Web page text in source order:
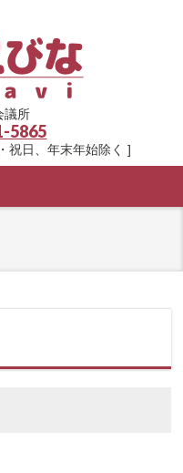
議所
5865
祝日、年末年始除く ]